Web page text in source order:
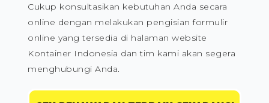
Cukup konsultasikan kebutuhan Anda secara
online dengan melakukan pengisian formulir
online yang tersedia di halaman website
Kontainer Indonesia dan tim kami akan segera
menghubungi Anda.